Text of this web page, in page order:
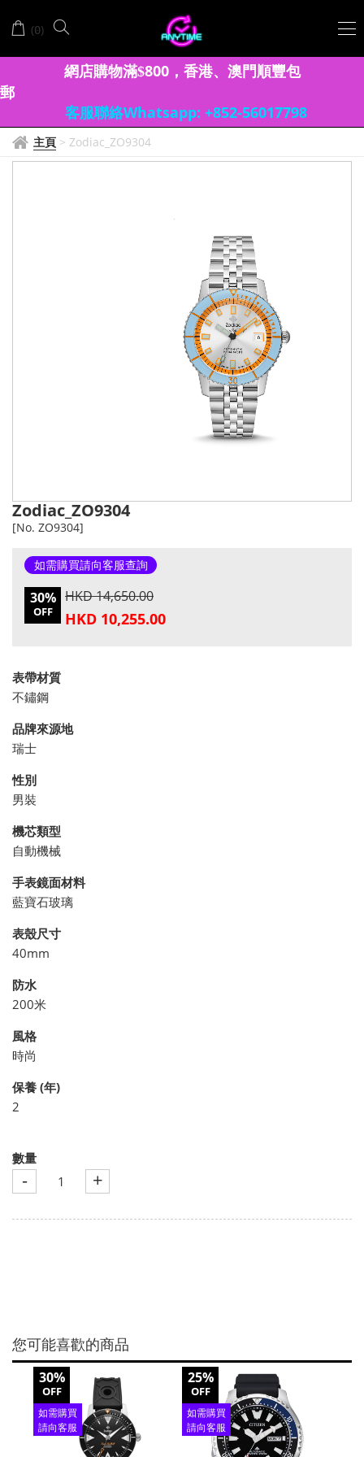
(0)
網店購物滿$800， 香港、澳門順豐包
郵
客服聯絡Whatsapp: +852-56017798
主頁 > Zodiac_ZO9304
Zodiac_ZO9304
[No. ZO9304]
如需購買請向客服查詢
30%
OFF
HKD 14,650.00
HKD 10,255.00
表帶材質
不鏽鋼
品牌來源地
瑞士
性別
男裝
機芯類型
自動機械
手表鏡面材料
藍寶石玻璃
表殼尺寸
40mm
防水
200米
風格
時尚
保養 (年)
2
數量
- +
您可能喜歡的商品
30%
OFF
如需購買
請向客服
25%
OFF
如需購買
請向客服
查詢